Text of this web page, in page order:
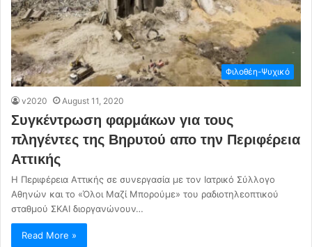
Φιλοθέη-Ψυχικό
v2020 August 11, 2020
Συγκέντρωση φαρμάκων για τους
πληγέντες της Βηρυτού απο την Περιφέρεια
Αττικής
Η Περιφέρεια Αττικής σε συνεργασία με τον Ιατρικό Σύλλογο
Αθηνών και το «Όλοι Μαζί Μπορούμε» του ραδιοτηλεοπτικού
σταθμού ΣΚΑΙ διοργανώνουν…
Read More »